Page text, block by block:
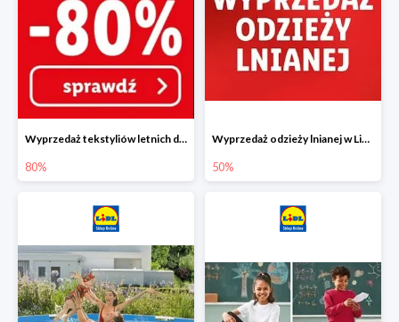
Wyprzedaż tekstyliów letnich dla dzieci w Lidlu Online do -80%
80%
Wyprzedaż odzieży lnianej w Lidlu Online do -50%
50%